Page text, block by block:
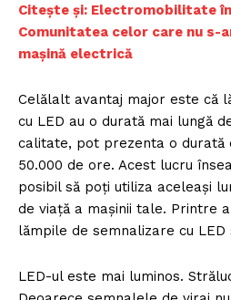
Citește și: Electromobilitate în
Comunitatea celor care nu s-
mașină electrică
Celălalt avantaj major este că
cu LED au o durată mai lungă
calitate, pot prezenta o durată
50.000 de ore. Acest lucru
posibil să poți utiliza aceleași
de viață a mașinii tale. Printre
lămpile de semnalizare cu LED
LED-ul este mai luminos.